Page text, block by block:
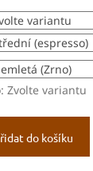
Zvolte variantu
do košíku